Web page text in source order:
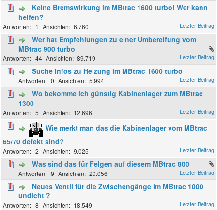
Keine Bremswirkung im MBtrac 1600 turbo! Wer kann
helfen?
1 6.760
Wer hat Empfehlungen zu einer Umbereifung vom
MBtrac 900 turbo
44 89.719
Suche Infos zu Heizung im MBtrac 1600 turbo
0 5.994
Wo bekomme ich günstig Kabinenlager zum MBtrac
1300
5 12.696
Wie merkt man das die Kabinenlager vom MBtrac
65/70 defekt sind?
2 9.025
Was sind das für Felgen auf diesem MBtrac 800
9 20.056
Neues Ventil für die Zwischengänge im MBtrac 1000
undicht ?
8 18.549